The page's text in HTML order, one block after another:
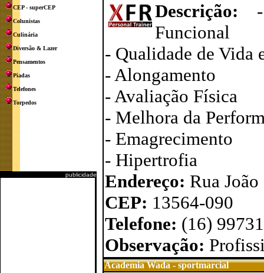
CEP - superCEP
Colunistas
Culinária
Diversão & Lazer
Pensamentos
Piadas
Telefones
Torpedos
publicidade
Descrição:
Funcional
- Qualidade de Vida
- Alongamento
- Avaliação Física
- Melhora da
- Emagrecimento
- Hipertrofia
Endereço: Rua
CEP: 13564-090
Telefone: (16)
Observação:
Academia Wada - sportmarcial